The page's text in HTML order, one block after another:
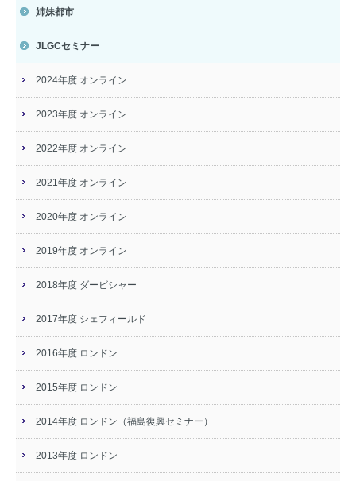
姉妹都市
JLGCセミナー
2024年度 オンライン
2023年度 オンライン
2022年度 オンライン
2021年度 オンライン
2020年度 オンライン
2019年度 オンライン
2018年度 ダービシャー
2017年度 シェフィールド
2016年度 ロンドン
2015年度 ロンドン
2014年度 ロンドン（福島復興セミナー）
2013年度 ロンドン